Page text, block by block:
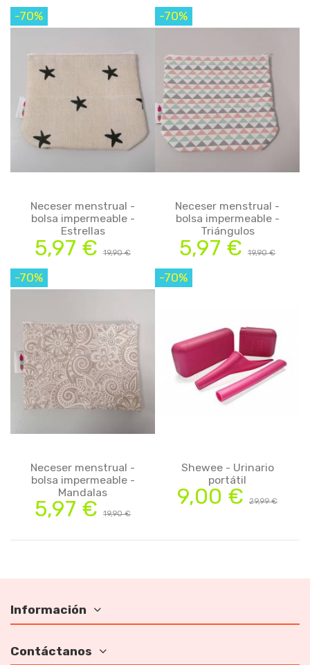
-70%
Neceser menstrual -
bolsa impermeable -
Estrellas
5,97 € 19,90 €
-70%
Neceser menstrual -
bolsa impermeable -
Triángulos
5,97 € 19,90 €
-70%
Neceser menstrual -
bolsa impermeable -
Mandalas
5,97 € 19,90 €
-70%
Shewee - Urinario
portátil
9,00 € 29,99 €
Información
Contáctanos